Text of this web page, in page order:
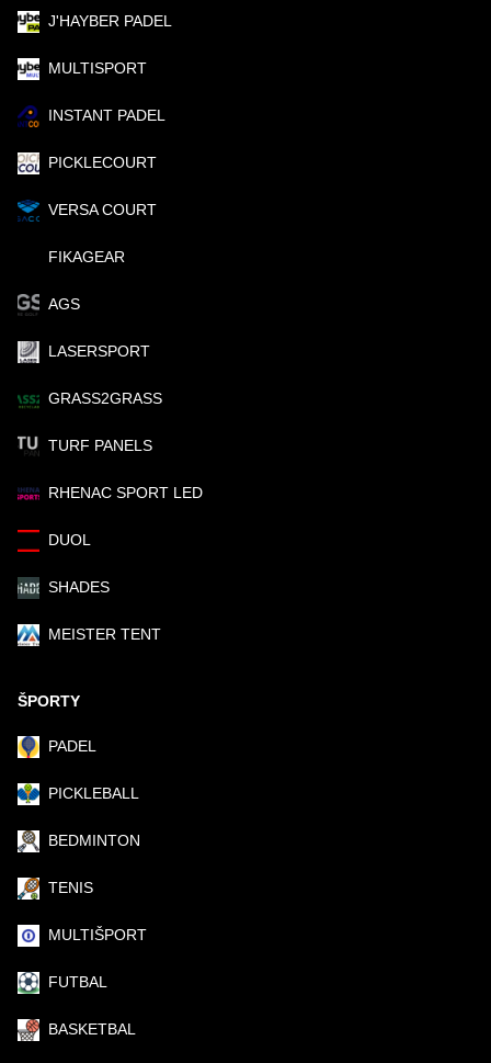
J'HAYBER PADEL
MULTISPORT
INSTANT PADEL
PICKLECOURT
VERSA COURT
FIKAGEAR
AGS
LASERSPORT
GRASS2GRASS
TURF PANELS
RHENAC SPORT LED
DUOL
SHADES
MEISTER TENT
ŠPORTY
PADEL
PICKLEBALL
BEDMINTON
TENIS
MULTIŠPORT
FUTBAL
BASKETBAL